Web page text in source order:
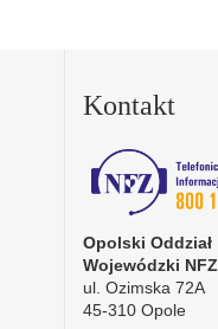
Kontakt
Opolski Oddział
Wojewódzki NFZ
ul. Ozimska 72A
45-310 Opole